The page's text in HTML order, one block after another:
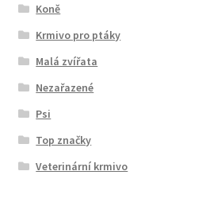
Koně
Krmivo pro ptáky
Malá zvířata
Nezařazené
Psi
Top značky
Veterinární krmivo